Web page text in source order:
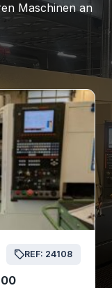
Maschinen an
REF: 24108